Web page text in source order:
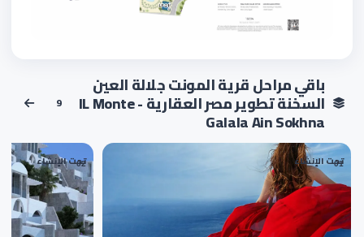
باقي مراحل قرية المونت جلالة العين
السخنة تطوير مصر العقارية - IL Monte
Galala Ain Sokhna
9
تحت الإنشاء
01 تحت الإنشاء
02